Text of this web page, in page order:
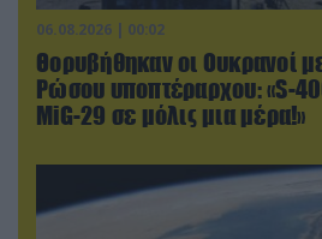
06.08.2026 | 00:02
Θορυβήθηκαν οι Ουκρανοί
Ρώσου υποπτέραρχου: «S-
MiG-29 σε μόλις μια μέρα!»